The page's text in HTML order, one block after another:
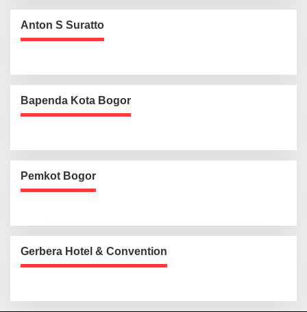
Anton S Suratto
Bapenda Kota Bogor
Pemkot Bogor
Gerbera Hotel & Convention